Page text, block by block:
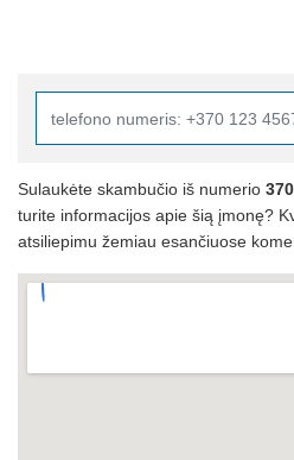
Sulaukėte skambučio iš numerio
turite informacijos apie šią įmonę?
atsiliepimu žemiau esančiuose